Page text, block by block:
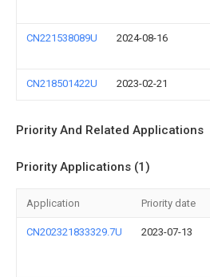
CN221538089U 2024-08-16
CN218501422U 2023-02-21
Priority And Related Applications
Priority Applications (1)
Application Priority date
CN202321833329.7U 2023-07-13